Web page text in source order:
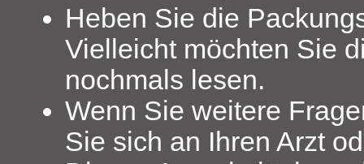
Heben Sie die
Vielleicht möchten Sie
nochmals lesen.
Wenn Sie weitere
Sie sich an Ihren Arzt